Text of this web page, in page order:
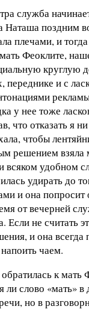
служба
Наташа поздним
плечами, и
Феоклите,
круглую
переднике и с
у нее тоже
что отказать я
чтобы
решением
всяком удобном
удирать до
и она попросит
от вечерней
Если не считать
и она всегда
чаем.
к
ли слово «мать»
но в